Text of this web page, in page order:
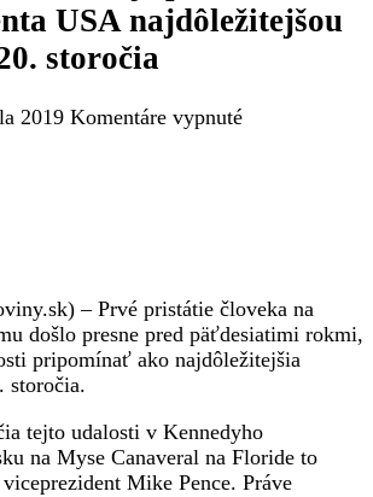
USA najdôležitejšou
storočia
2019 Komentáre vypnuténa
najdôležitejšou
udalosťou
20.
– Prvé pristátie človeka na
došlo presne pred päťdesiatimi rokmi,
pripomínať ako najdôležitejšia
storočia.
tejto udalosti v Kennedyho
na Myse Canaveral na Floride to
Mike Pence. Práve